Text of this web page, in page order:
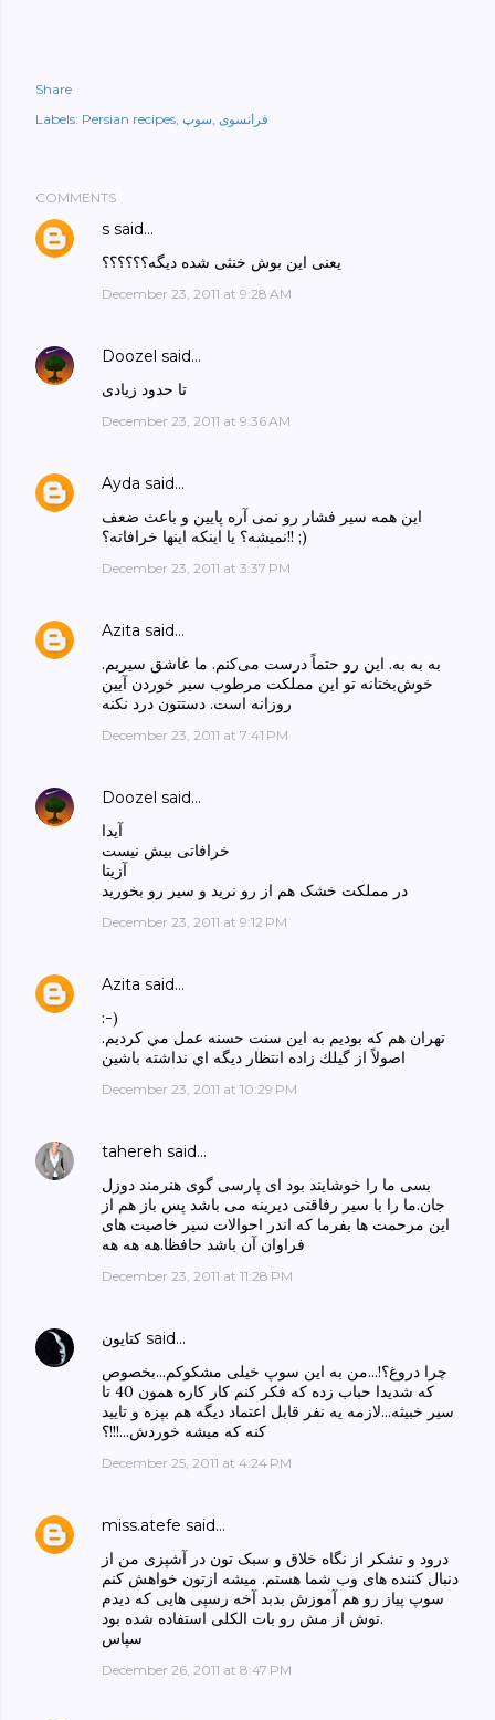
Share
Labels: Persian recipes سوپ فرانسوی
COMMENTS
s said…
یعنی این بوش خنثی شده دیگه؟؟؟؟؟؟
December 23, 2011 at 9:28 AM
Doozel said…
تا حدود زیادی
December 23, 2011 at 9:36 AM
Ayda said…
این همه سیر فشار رو نمی آره پایین و باعث ضعف
نمیشه؟ یا اینکه اینها خرافاته؟!! ;)
December 23, 2011 at 3:37 PM
Azita said…
به به به. این رو حتماً درست می‌کنم. ما عاشق سیریم.
خوش‌بختانه تو این مملکت مرطوب سیر خوردن آیین
روزانه است. دستتون درد نکنه
December 23, 2011 at 7:41 PM
Doozel said…
آیدا
خرافاتی بیش نیست
آزیتا
در مملکت خشک هم از رو نرید و سیر رو بخورید
December 23, 2011 at 9:12 PM
Azita said…
:-)
تهران هم كه بوديم به اين سنت حسنه عمل مي كرديم.
اصولاً از گيلك زاده انتظار ديگه اي نداشته باشين
December 23, 2011 at 10:29 PM
tahereh said…
بسی ما را خوشایند بود ای پارسی گوی هنرمند دوزل
جان.ما را با سیر رفاقتی دیرینه می باشد پس باز هم از
این مرحمت ها بفرما که اندر احوالات سیر خاصیت های
فراوان آن باشد حافظا.هه هه هه
December 23, 2011 at 11:28 PM
كتايون said…
چرا دروغ؟!...من به این سوپ خیلی مشکوکم...بخصوص
که شدیدا حباب زده که فکر کنم کار کاره همون 40 تا
سیر خبیثه...لازمه یه نفر قابل اعتماد دیگه هم بپزه و تایید
کنه که میشه خوردش...!!!؟
December 25, 2011 at 4:24 PM
miss.atefe said…
درود و تشکر از نگاه خلاق و سبک تون در آشپزی من از
دنبال کننده های وب شما هستم. میشه ازتون خواهش کنم
سوپ پیاز رو هم آموزش بدبد آخه رسپی هایی که دیدم
توش از مش رو بات الکلی استفاده شده بود.
سپاس
December 26, 2011 at 8:47 PM